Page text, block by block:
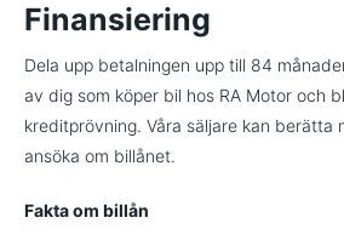
Finansiering
Dela upp betalningen upp till 84
av dig som köper bil hos RA Motor och
kreditprövning. Våra säljare kan berätta
ansöka om billånet.
Fakta om billån